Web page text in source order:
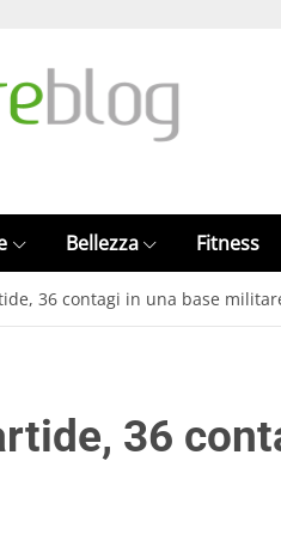
Bellezza Fitness
36 contagi in una base
36